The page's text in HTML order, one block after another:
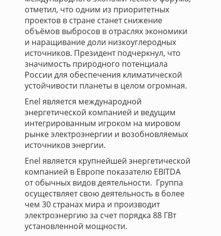
отметил, что одним из приоритетных
проектов в стране станет снижение
объёмов выбросов в отраслях экономики
и наращивание доли низкоуглеродных
источников. Президент подчеркнул, что
значимость природного потенциала
России для обеспечения климатической
устойчивости планеты в целом огромная.
Enel является международной
энергетической компанией и ведущим
интегрированным игроком на мировом
рынке электроэнергии и возобновляемых
источников энергии.
Enel является крупнейшей энергетической
компанией в Европе показателю EBITDA
от обычных видов деятельности. Группа
осуществляет свою деятельность в более
чем 30 странах мира и производит
электроэнергию за счет порядка 88 ГВт
установленной мощности.